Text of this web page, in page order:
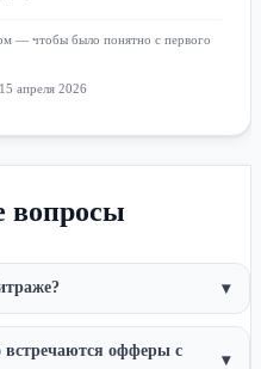
— чтобы было понятно с первого
апреля 2026
вопросы
▾
встречаются офферы с
▾